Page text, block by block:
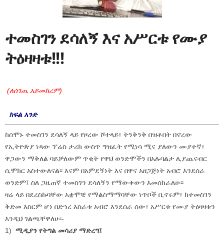
ተመስገን ደሳለኝ እና አሥርቱ የሙያ
ትዕዛዛቱ!!!
(ለሰገጤ አይመከረም)
ክፍል አንድ
ከሰሞኑ ተመስገን ደሳለኝ ላይ የዞረው ሾተላይ፣ ትንቅንቅ በዝቶበት በኖረው
የኢትዮጵያ ነጻው ፕሬስ ታሪክ ውስጥ ግዝፈት የሚነሳ ሚና ያለውን ሙያተኛ፣
ዋጋውን ማቅለል ባይቻለውም ጥቂት የዋህ ወንድሞችን በአሉባልታ ሊያጨናብር
ሲሞክር አስተውለናል፡፡ እናም በአምደኝነት እና በዋና አዘጋጅነት አብሮ እንደሰራ
ወንድም፤ ስለ ጋዜጠኛ ተመስገን ደሳለኝን የማውቀውን እመሰክራለሁ፡፡
ዛሬ ላይ በደረስኩባቸው አቋሞቼ የማልስማማባቸው ነጥቦች ቢኖሩም፣ ከተመስገን
ቅድመ እስርም ሆነ በድኀረ እስራቱ አብሮ እንደሰራ ሰው፣ አሥርቱ የሙያ ትዕዛዛቱን
እንዲህ ገልጫቸዋለሁ፡-
1) ሚዲያን የትግል መሳሪያ ማድረግ፤